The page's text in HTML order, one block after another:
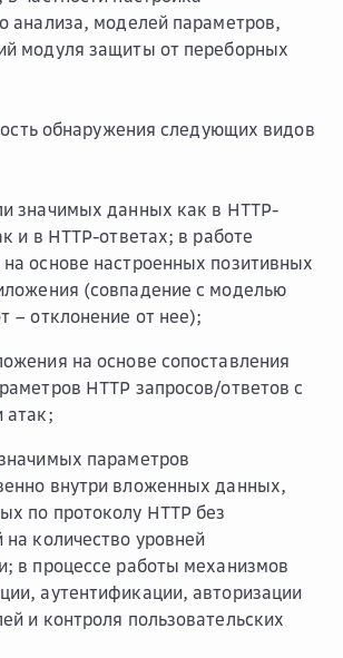
анализа, моделей параметров,
модуля защиты от переборных
обнаружения следующих видов
значимых данных как в HTTP-
и в HTTP-ответах; в работе
основе настроенных позитивных
(совпадение с моделью
– отклонение от нее);
на основе сопоставления
HTTP запросов/ответов с
атак;
параметров
внутри вложенных данных,
по протоколу HTTP без
на количество уровней
в процессе работы механизмов
аутентификации, авторизации
и контроля пользовательских